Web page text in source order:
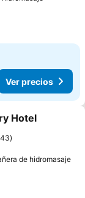
Ver precios
Hotel
de hidromasaje